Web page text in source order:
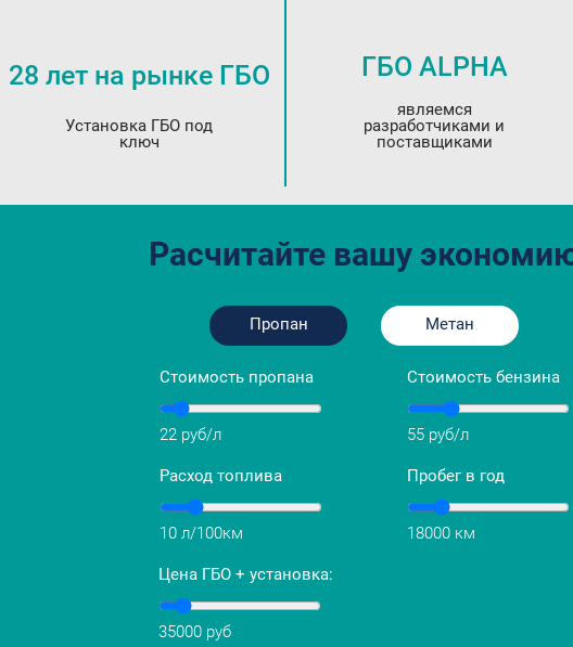
28 лет на рынке ГБО
Установка ГБО под
ключ
ГБО ALPHA
являемся
разработчиками и
поставщиками
Расчитайте вашу
Пропан Метан
Стоимость пропана
22 руб/л
Стоимость бензина
55 руб/л
Расход топлива
10 л/100км
Пробег в год
18000 км
Цена ГБО + установка:
35000 руб